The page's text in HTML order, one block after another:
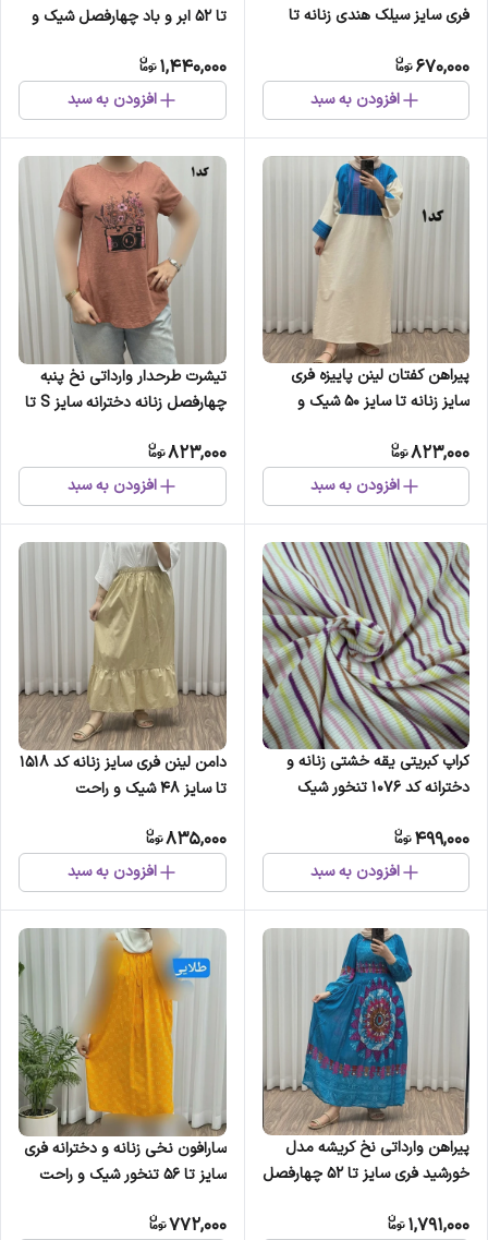
فری سایز سیلک هندی زنانه تا
بدون آبرفت و رنگ رفت
670,000
افزودن به سبد
تا 52 ابر و باد چهارفصل شیک و
1,440,000
افزودن به سبد
پیراهن کفتان لینن پاییزه فری
سایز زنانه تا سایز 50 شیک و
اندازی
823,000
افزودن به سبد
تیشرت طرحدار وارداتی نخ پنبه
چهارفصل زنانه دخترانه سایز S تا
823,000
افزودن به سبد
کراپ کبریتی یقه خشتی زنانه و
دخترانه کد 1076 تنخور شیک
499,000
افزودن به سبد
دامن لینن فری سایز زنانه کد 1518
تا سایز 48 شیک و راحت
835,000
افزودن به سبد
پیراهن وارداتی نخ کریشه مدل
خورشید فری سایز تا 52 چهارفصل
1,791,000
سارافون نخی زنانه و دخترانه فری
سایز تا 56 تنخور شیک و راحت
سایه نمیاندازد
772,000